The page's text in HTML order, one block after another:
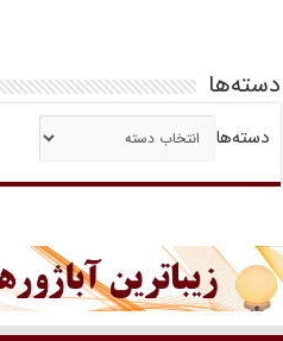
دسته‌ها
دسته‌ها